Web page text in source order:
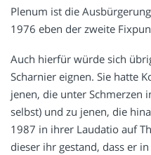
Plenum ist die
1976 eben der zweite
Auch hierfür würde sich
Scharnier eignen. Sie hatte
jenen, die unter Schmerzen
selbst) und zu jenen, die
1987 in ihrer Laudatio auf
dieser ihr gestand, dass er